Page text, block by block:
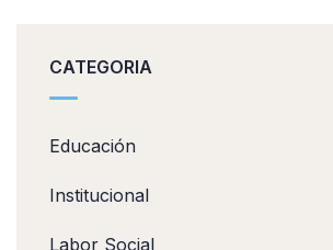
CATEGORIA
Educación
Institucional
Labor Social